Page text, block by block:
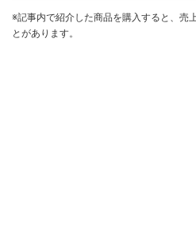
※記事内で紹介した商品を購入すると、売
とがあります。